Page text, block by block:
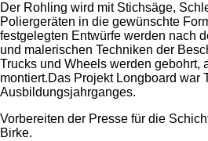
Der Rohling wird mit Stichsäge,
Poliergeräten in die gewünschte
festgelegten Entwürfe werden nach
und malerischen Techniken der
Trucks und Wheels werden gebohrt,
montiert.Das Projekt Longboard war
Ausbildungsjahrganges.
Vorbereiten der Presse für die
Birke.